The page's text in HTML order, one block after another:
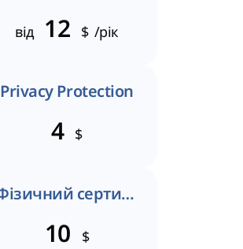
від 12 $ /рік
Privacy Protection
4 $
Фізичний сертифікат
10 $